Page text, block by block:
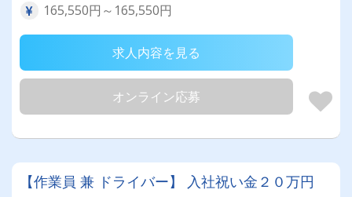
165,550円～165,550円
求人内容を見る
オンライン応募
【作業員 兼 ドライバー】 入社祝い金２０万円